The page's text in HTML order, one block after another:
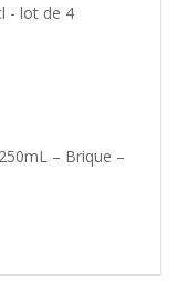
- lot de 4
– Brique –